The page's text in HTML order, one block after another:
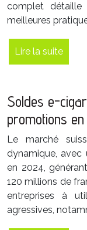
complet
meilleures
Lire la suite
Soldes e-
promotions
Le marché
dynamique, avec
en 2024,
120 millions de
entreprises à
agressives,